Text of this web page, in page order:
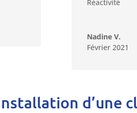
Réactivité
Nadine V.
Février 2021
d’une